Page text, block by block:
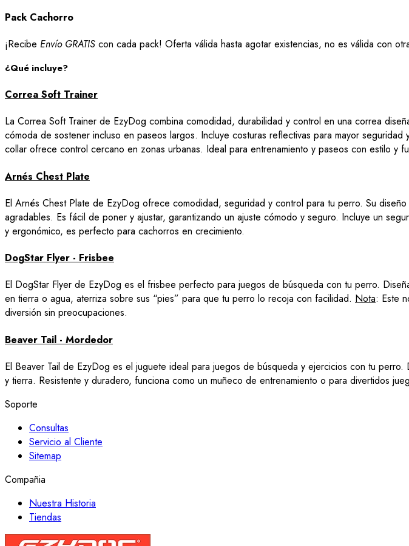
Pack Cachorro
¡Recibe Envío GRATIS con cada pack! Oferta válida hasta agotar existencias, no es válida con
¿Qué incluye?
Correa Soft Trainer
La Correa Soft Trainer de EzyDog combina comodidad, durabilidad y control en una correa
cómoda de sostener incluso en paseos largos. Incluye costuras reflectivas para mayor
collar ofrece control cercano en zonas urbanas. Ideal para entrenamiento y paseos con estilo y
Arnés Chest Plate
El Arnés Chest Plate de EzyDog ofrece comodidad, seguridad y control para tu perro. Su
agradables. Es fácil de poner y ajustar, garantizando un ajuste cómodo y seguro. Incluye un
y ergonómico, es perfecto para cachorros en crecimiento.
DogStar Flyer - Frisbee
El DogStar Flyer de EzyDog es el frisbee perfecto para juegos de búsqueda con tu perro.
en tierra o agua, aterriza sobre sus “pies” para que tu perro lo recoja con facilidad. Nota: Este
diversión sin preocupaciones.
Beaver Tail - Mordedor
El Beaver Tail de EzyDog es el juguete ideal para juegos de búsqueda y ejercicios con tu
y tierra. Resistente y duradero, funciona como un muñeco de entrenamiento o para divertidos
Soporte
Consultas
Servicio al Cliente
Sitemap
Compañia
Nuestra Historia
Tiendas